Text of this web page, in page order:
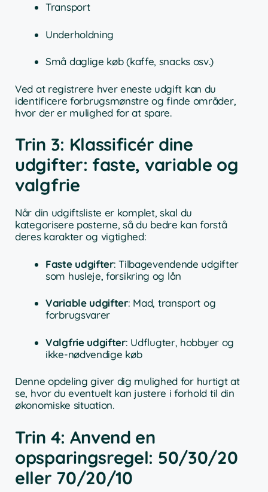
Transport
Underholdning
Små daglige køb (kaffe, snacks osv.)
Ved at registrere hver eneste udgift kan du
identificere forbrugsmønstre og finde områder,
hvor der er mulighed for at spare.
Trin 3: Klassificér dine
udgifter: faste, variable og
valgfrie
Når din udgiftsliste er komplet, skal du
kategorisere posterne, så du bedre kan forstå
deres karakter og vigtighed:
Faste udgifter: Tilbagevendende udgifter
som husleje, forsikring og lån
Variable udgifter: Mad, transport og
forbrugsvarer
Valgfrie udgifter: Udflugter, hobbyer og
ikke-nødvendige køb
Denne opdeling giver dig mulighed for hurtigt at
se, hvor du eventuelt kan justere i forhold til din
økonomiske situation.
Trin 4: Anvend en
opsparingsregel: 50/30/20
eller 70/20/10